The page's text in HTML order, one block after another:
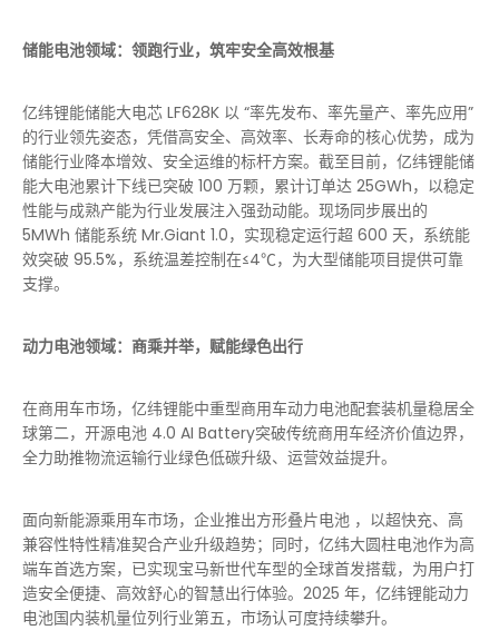
储能电池领域：领跑行业，筑牢安全高效根基
亿纬锂能储能大电芯 LF628K 以 “率先发布、率先量产、率先应用”
的行业领先姿态，凭借高安全、高效率、长寿命的核心优势，成为
储能行业降本增效、安全运维的标杆方案。截至目前，亿纬锂能储
能大电池累计下线已突破 100 万颗，累计订单达 25GWh，以稳定
性能与成熟产能为行业发展注入强劲动能。现场同步展出的
5MWh 储能系统 Mr.Giant 1.0，实现稳定运行超 600 天，系统能
效突破 95.5%，系统温差控制在≤4℃，为大型储能项目提供可靠
支撑。
动力电池领域：商乘并举，赋能绿色出行
在商用车市场，亿纬锂能中重型商用车动力电池配套装机量稳居全
球第二，开源电池 4.0 AI Battery突破传统商用车经济价值边界，
全力助推物流运输行业绿色低碳升级、运营效益提升。
面向新能源乘用车市场，企业推出方形叠片电池 ，以超快充、高
兼容性特性精准契合产业升级趋势；同时，亿纬大圆柱电池作为高
端车首选方案，已实现宝马新世代车型的全球首发搭载，为用户打
造安全便捷、高效舒心的智慧出行体验。2025 年，亿纬锂能动力
电池国内装机量位列行业第五，市场认可度持续攀升。